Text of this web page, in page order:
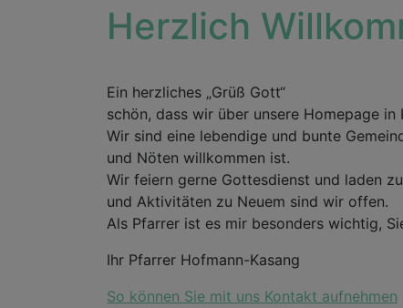
Herzlich
Ein herzliches „Grüß Gott“
schön, dass wir über unsere Homepage in
Wir sind eine lebendige und bunte
und Nöten willkommen ist.
Wir feiern gerne Gottesdienst und laden
und Aktivitäten zu Neuem sind wir offen.
Als Pfarrer ist es mir besonders wichtig,
Ihr Pfarrer Hofmann-Kasang
So können Sie mit uns Kontakt aufnehmen